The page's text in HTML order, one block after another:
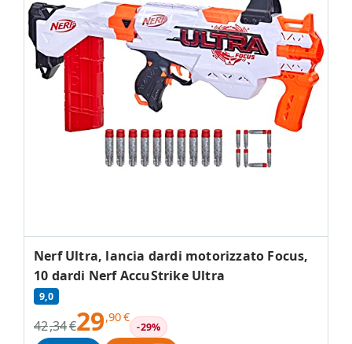
Nerf Ultra, lancia dardi motorizzato Focus,
10 dardi Nerf AccuStrike Ultra
9,0
42,34€29,90€
-29%